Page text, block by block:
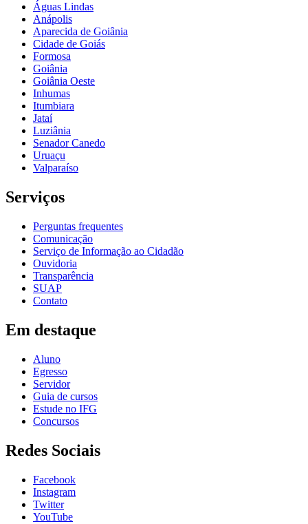
Águas Lindas
Anápolis
Aparecida de Goiânia
Cidade de Goiás
Formosa
Goiânia
Goiânia Oeste
Inhumas
Itumbiara
Jataí
Luziânia
Senador Canedo
Uruaçu
Valparaíso
Serviços
Perguntas frequentes
Comunicação
Serviço de Informação ao Cidadão
Ouvidoria
Transparência
SUAP
Contato
Em destaque
Aluno
Egresso
Servidor
Guia de cursos
Estude no IFG
Concursos
Redes Sociais
Facebook
Instagram
Twitter
YouTube